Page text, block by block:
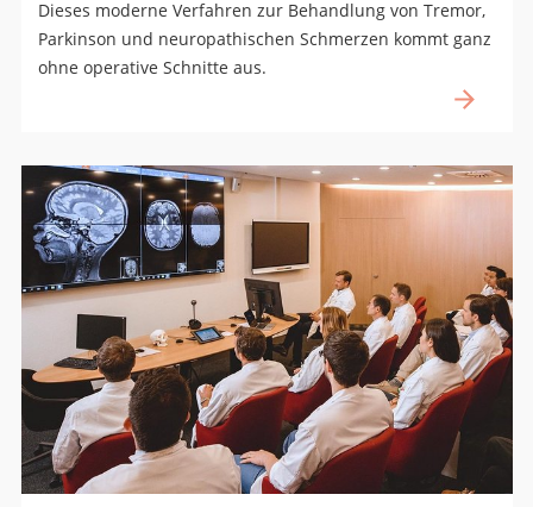
Dieses moderne Verfahren zur Behandlung von Tremor,
Parkinson und neuropathischen Schmerzen kommt ganz
ohne operative Schnitte aus.